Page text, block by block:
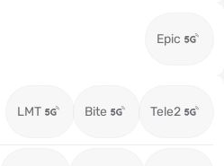
Epic
LMT Bite Tele2